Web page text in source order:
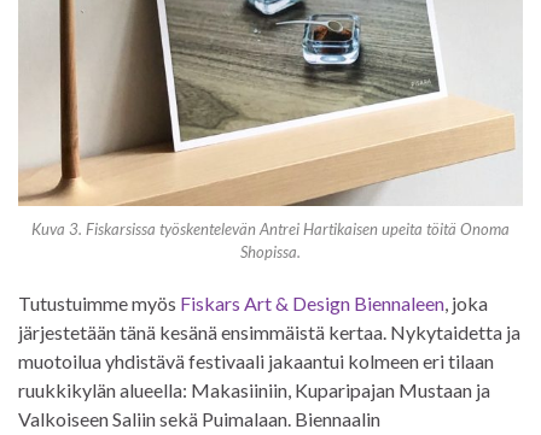
Kuva 3. Fiskarsissa työskentelevän Antrei Hartikaisen upeita töitä Onoma
Shopissa.
Tutustuimme myös Fiskars Art & Design Biennaleen, joka
järjestetään tänä kesänä ensimmäistä kertaa. Nykytaidetta ja
muotoilua yhdistävä festivaali jakaantui kolmeen eri tilaan
ruukkikylän alueella: Makasiiniin, Kuparipajan Mustaan ja
Valkoiseen Saliin sekä Puimalaan. Biennaalin